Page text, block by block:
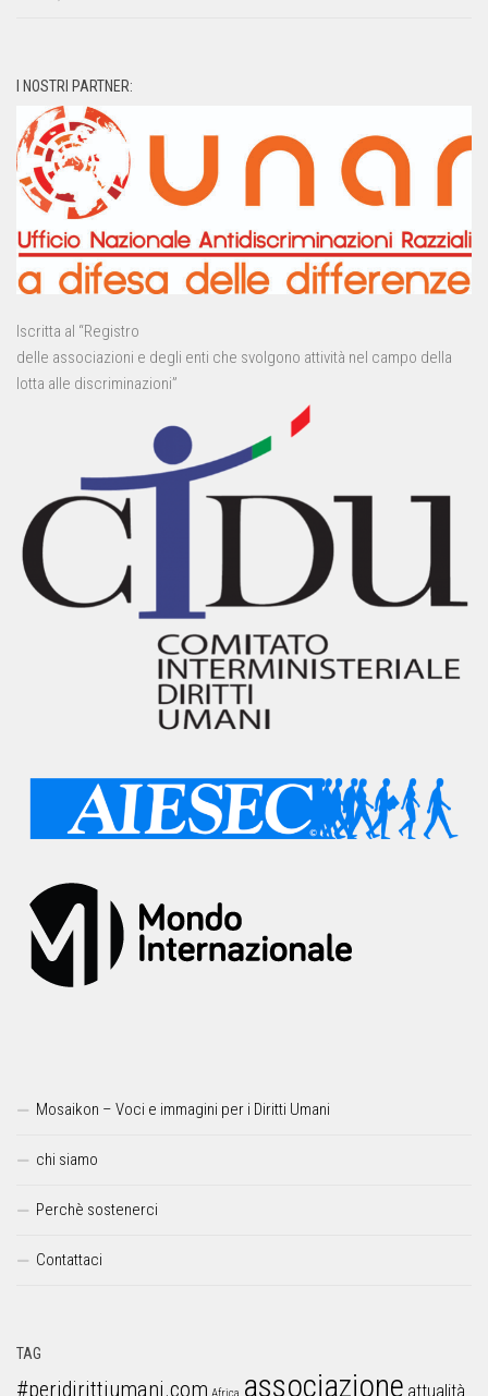
I NOSTRI PARTNER:
Iscritta al “Registro
delle associazioni e degli enti che svolgono attività nel campo della
lotta alle discriminazioni”
Mosaikon – Voci e immagini per i Diritti Umani
chi siamo
Perchè sostenerci
Contattaci
TAG
#peridirittiumani.com Africa associazione attualità